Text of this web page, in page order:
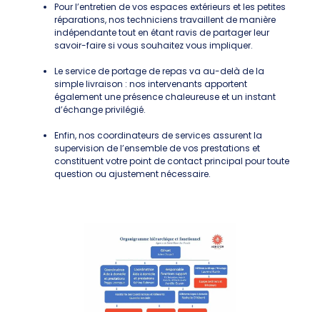
Pour l’entretien de vos espaces extérieurs et les petites
réparations, nos techniciens travaillent de manière
indépendante tout en étant ravis de partager leur
savoir-faire si vous souhaitez vous impliquer.
Le service de portage de repas va au-delà de la
simple livraison : nos intervenants apportent
également une présence chaleureuse et un instant
d’échange privilégié.
Enfin, nos coordinateurs de services assurent la
supervision de l’ensemble de vos prestations et
constituent votre point de contact principal pour toute
question ou ajustement nécessaire.